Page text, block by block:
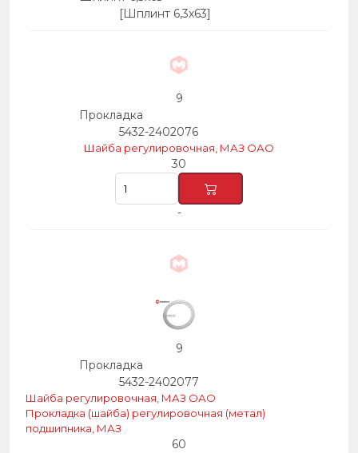
[Шплинт 6,3х63]
9
Прокладка
5432-2402076
Шайба регулировочная, МАЗ ОАО
30
-
9
Прокладка
5432-2402077
Шайба регулировочная, МАЗ ОАО
Прокладка (шайба) регулировочная (метал)
подшипника, МАЗ
60